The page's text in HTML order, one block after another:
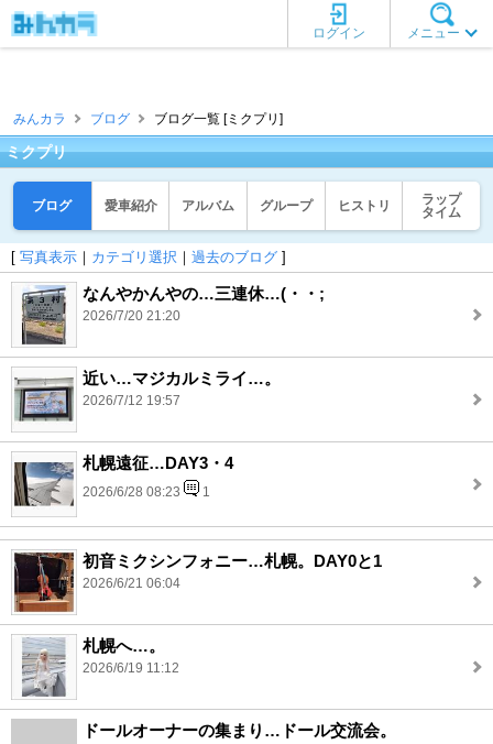
メニュー
ログイン
みんカラ ブログ ブログ一覧 [ミクプリ]
ミクプリ
ブログ 愛車紹介 アルバム グループ ヒストリ
ラップ
タイム
[ 写真表示 ｜ カテゴリ選択 ｜ 過去のブログ ]
なんやかんやの…三連休…(・・;
2026/7/20 21:20
近い…マジカルミライ…。
2026/7/12 19:57
札幌遠征…DAY3・4
2026/6/28 08:23 1
初音ミクシンフォニー…札幌。DAY0と1
2026/6/21 06:04
札幌へ…。
2026/6/19 11:12
ドールオーナーの集まり…ドール交流会。